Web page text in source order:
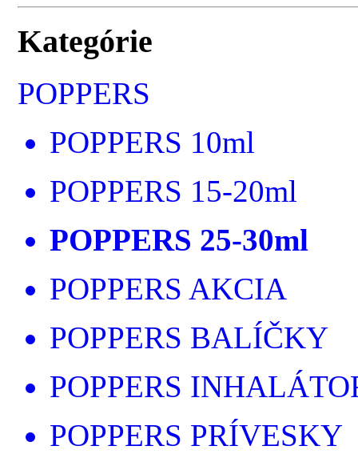
Kategórie
POPPERS
POPPERS 10ml
POPPERS 15-20ml
POPPERS 25-30ml
POPPERS AKCIA
POPPERS BALÍČKY
POPPERS
POPPERS PRÍVESKY